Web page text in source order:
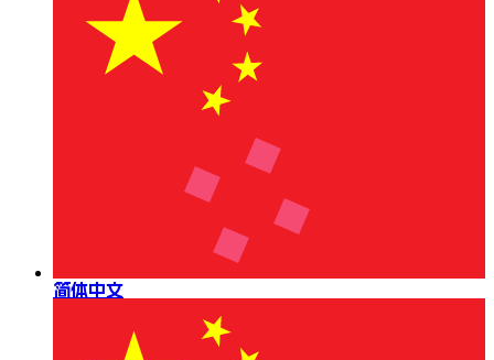
简体中文